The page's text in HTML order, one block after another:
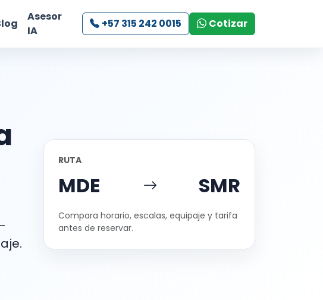
Asesor
IA
+57 315 242 0015 Cotizar
RUTA
MDE SMR
Compara horario, escalas, equipaje y tarifa
antes de reservar.